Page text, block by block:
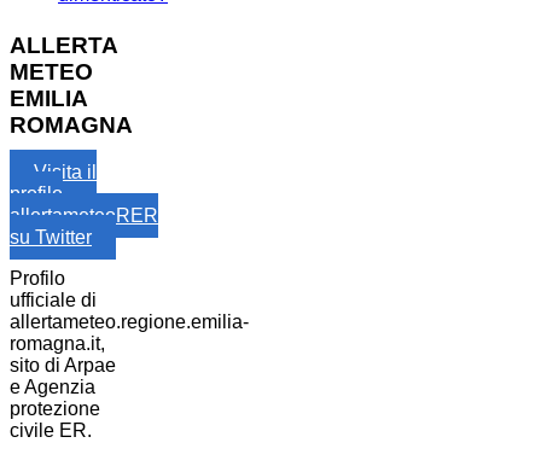
ALLERTA
METEO
EMILIA
ROMAGNA
Visita il
profilo
allertameteoRER
su Twitter
Profilo
ufficiale di
allertameteo.regione.emilia-
romagna.it,
sito di Arpae
e Agenzia
protezione
civile ER.